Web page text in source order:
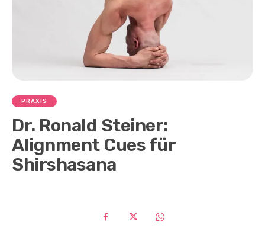
PRAXIS
Dr. Ronald Steiner:
Alignment Cues für
Shirshasana